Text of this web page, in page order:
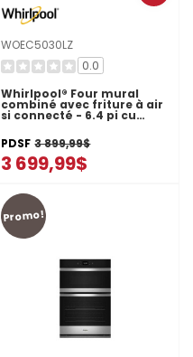
WOEC5030LZ
0.0
Whirlpool® Four mural
combiné avec friture à air
si connecté - 6.4 pi cu
total WOEC5030LZ
PDSF 3 899,99$
3 699,99$
Promo!